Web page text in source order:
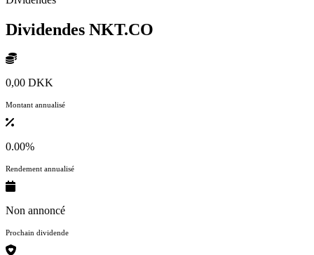
Dividendes NKT.CO
0,00 DKK
Montant annualisé
0.00%
Rendement annualisé
Non annoncé
Prochain dividende